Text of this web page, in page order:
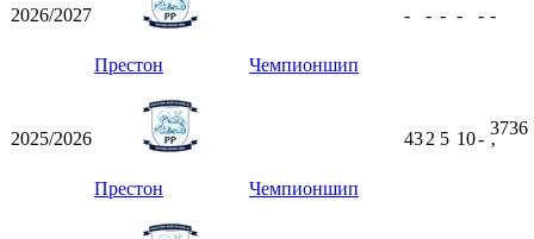
2026/2027
Престон Чемпионшип
- - - - - -
2025/2026
Престон Чемпионшип
432 5 10-
3736
ʼ